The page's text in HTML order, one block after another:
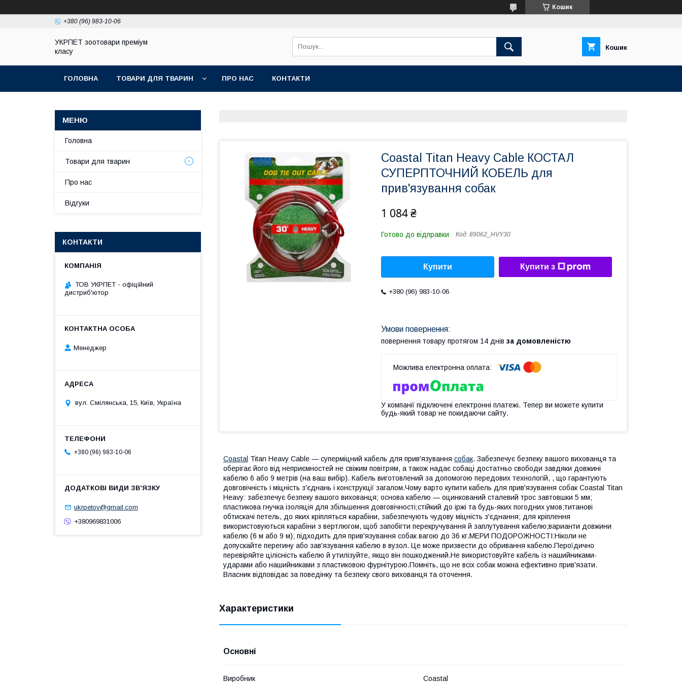
Кошик
+380 (96) 983-10-06
УКРПЕТ зоотовари преміум
класу
Кошик
ГОЛОВНА ТОВАРИ ДЛЯ ТВАРИН ПРО НАС КОНТАКТИ
Coastal Titan Heavy Cable КОСТАЛ
СУПЕРПТОЧНИЙ КОБЕЛЬ для
прив'язування собак
1 084 ₴
Готово до відправки Код: 89062_HVY30
Купити Купити з
+380 (96) 983-10-06
повернення товару протягом 14 днів за домовленістю
У компанії підключені електронні платежі. Тепер ви можете купити
будь-який товар не покидаючи сайту.
Coastal Titan Heavy Cable — суперміцний кабель для прив'язування собак. Забезпечує безпеку вашого вихованця та
оберігає його від неприємностей не свіжим повітрям, а також надає собаці достатньо свободи завдяки довжині
кабелю 6 або 9 метрів (на ваш вибір). Кабель виготовлений за допомогою передових технологій, , що гарантують
довговічність і міцність з'єднань і конструкції загалом.Чому варто купити кабель для прив'язування собак Coastal Titan
Heavy: забезпечує безпеку вашого вихованця; основа кабелю — оцинкований сталевий трос завтовшки 5 мм;
пластикова гнучка ізоляція для збільшення довговічності;стійкий до іржі та будь-яких погодних умов;титанові
обтискачі петель, до яких кріпляться карабіни, забезпечують чудову міцність з'єднання; для кріплення
використовуються карабіни з вертлюгом, щоб запобігти перекручування й заплутування кабелю;варианти довжини
кабелю (6 м або 9 м); підходить для прив'язування собак вагою до 36 кг.МЕРИ ПОДОРОЖНОСТІ:Ніколи не
допускайте перегину або зав'язування кабелю в вузол. Це може призвести до обривання кабелю.Пероїдично
перевіряйте цілісність кабелю й утилізуйте, якщо він пошкоджений.Не використовуйте кабель із нашийниками-
ударами або нашийниками з пластиковою фурнітурою.Помніть, що не всіх собак можна ефективно прив'язати.
Власник відповідає за поведінку та безпеку свого вихованця та оточення.
Характеристики
Основні
Виробник Coastal
Головна
Товари для тварин
Про нас
Відгуки
КОНТАКТИ
ТОВ УКРПЕТ - офіційний
дистриб'ютор
Менеджер
вул. Смілянська, 15, Київ, Україна
+380 (96) 983-10-06
ukrpetov@gmail.com
+380969831006